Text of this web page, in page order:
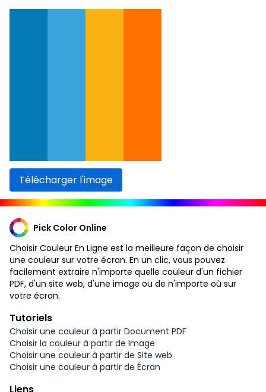
Télécharger l'image
Pick Color Online
Choisir Couleur En Ligne est la meilleure façon de choisir
une couleur sur votre écran. En un clic, vous pouvez
facilement extraire n'importe quelle couleur d'un fichier
PDF, d'un site web, d'une image ou de n'importe où sur
votre écran.
Tutoriels
Choisir une couleur à partir Document PDF
Choisir la couleur à partir de Image
Choisir une couleur à partir de Site web
Choisir une couleur à partir de Écran